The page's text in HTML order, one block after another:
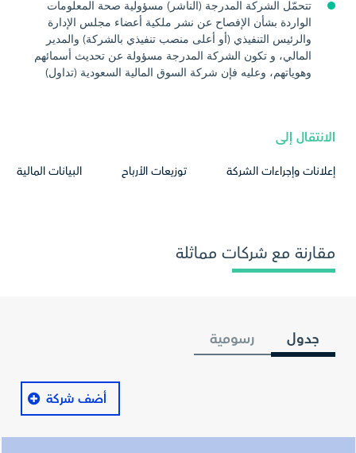
تتحمّل الشركة المدرجة (الناشر) مسؤولية صحة المعلومات
الواردة بشأن الإفصاح عن نشر ملكية أعضاء مجلس الإدارة
والرئيس التنفيذي (أو أعلى منصب تنفيذي بالشركة) والمدير
المالي، و تكون الشركة المدرجة مسؤولة عن تحديث أسمائهم
وهوياتهم، وعليه فإن شركة السوق المالية السعودية (تداول)
الانتقال إلى
إعلانات وإجراءات الشركة توزيعات الأرباح البيانات المالية
مقارنة مع شركات مماثلة
جدول رسومية
أضف شركة